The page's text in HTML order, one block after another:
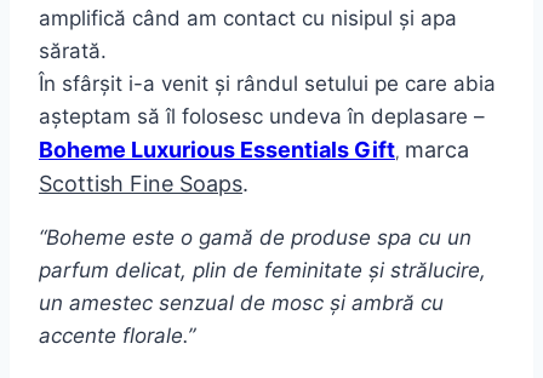
amplifică când am contact cu nisipul și apa
sărată.
În sfârșit i-a venit și rândul setului pe care abia
așteptam să îl folosesc undeva în deplasare –
Boheme Luxurious Essentials Gift, marca
Scottish Fine Soaps.
“Boheme este o gamă de produse spa cu un
parfum delicat, plin de feminitate și strălucire,
un amestec senzual de mosc și ambră cu
accente florale.”